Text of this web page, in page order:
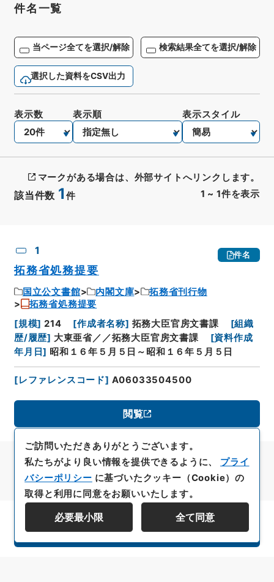
件名一覧
当ページ全てを選択/解除 検索結果全てを選択/解除
選択した資料をCSV出力
該当件数 1 件 1 ~ 1件を表示
表示数 表示順 表示スタイル
マークがある場合は、外部サイトへリンクします。
1 件名
拓務省処務提要
国立公文書館 内閣文庫
拓務省刊行物
拓務省処務提要
[規模] 214 [作成者名称] 拓務大臣官房文書課 [組織
歴/履歴] 大東亜省／／拓務大臣官房文書課 [資料作成
年月日] 昭和１６年５月５日～昭和１６年５月５日
[レファレンスコード] A06033504500
閲覧
資料群階層を表示する
ご訪問いただきありがとうございます。
私たちがより良い情報を提供できるように、 プライ
バシーポリシー に基づいたクッキー（Cookie）の
取得と利用に同意をお願いいたします。
必要最小限 全て同意